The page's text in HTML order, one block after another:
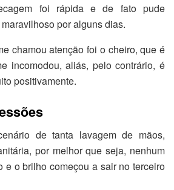
foi rápida e de fato pude
por alguns dias.
chamou atenção foi o cheiro, que é
incomodou, aliás, pelo contrário, é
positivamente.
de tanta lavagem de mãos,
por melhor que seja, nenhum
e o brilho começou a sair no terceiro